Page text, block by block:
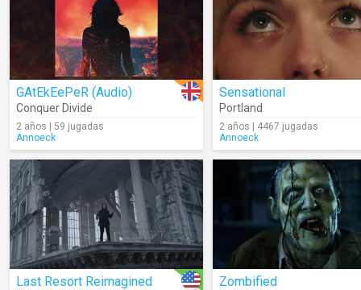
GAtEkEePeR (Audio)
Conquer Divide
2 años | 59 jugadas
Annoeck
Sensational
Portland
2 años | 4467 jugadas
Annoeck
Last Resort Reimagined Zombified